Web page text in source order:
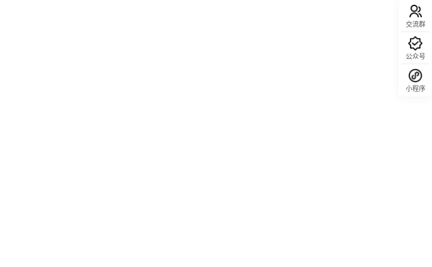
交流群
公众号
小程序